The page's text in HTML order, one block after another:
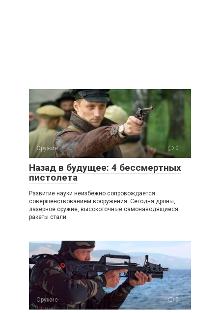
Оружие 0
Назад в будущее: 4 бессмертных
пистолета
Развитие науки неизбежно сопровождается
совершенствованием вооружения. Сегодня дроны,
лазерное оружие, высокоточные самонаводящиеся
ракеты стали
Оружие 0